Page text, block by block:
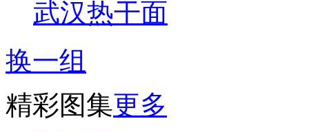
武汉热干面
换一组
精彩图集更多